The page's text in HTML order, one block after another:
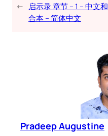
←
启示录 章节 – 1 – 中文和
合本 – 简体中文
Pradeep Augustine